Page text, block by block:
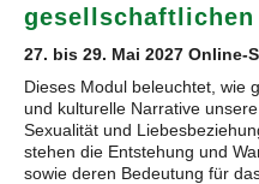
gesellschaftlichen
27. bis 29. Mai 2027 Online-
Dieses Modul beleuchtet, wie
und kulturelle Narrative
Sexualität und
stehen die Entstehung und
sowie deren Bedeutung für